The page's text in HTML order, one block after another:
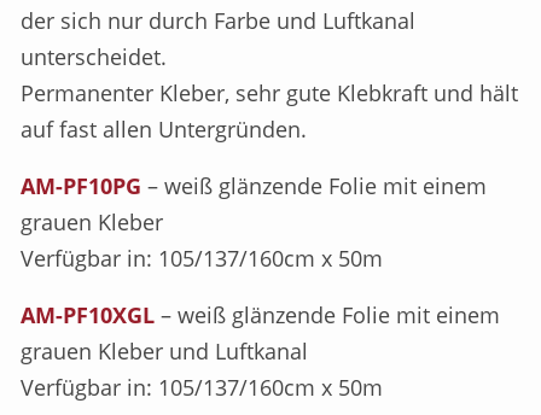
der sich nur durch Farbe und Luftkanal
unterscheidet.
Permanenter Kleber, sehr gute Klebkraft und hält
auf fast allen Untergründen.
AM-PF10PG – weiß glänzende Folie mit einem
grauen Kleber
Verfügbar in: 105/137/160cm x 50m
AM-PF10XGL – weiß glänzende Folie mit einem
grauen Kleber und Luftkanal
Verfügbar in: 105/137/160cm x 50m